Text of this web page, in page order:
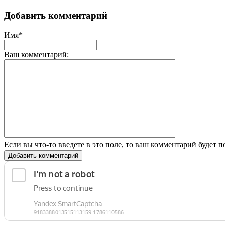
Добавить комментарий
Имя*
Ваш комментарий:
Если вы что-то введете в это поле, то ваш комментарий будет
Добавить комментарий